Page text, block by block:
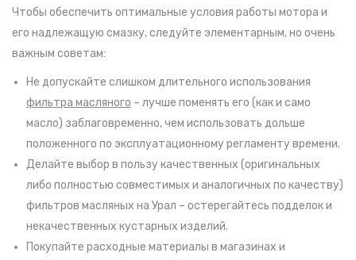
Чтобы обеспечить оптимальные условия работы мотора и
его надлежащую смазку, следуйте элементарным, но очень
важным советам:
Не допускайте слишком длительного использования
фильтра масляного – лучше поменять его (как и само
масло) заблаговременно, чем использовать дольше
положенного по эксплуатационному регламенту времени.
Делайте выбор в пользу качественных (оригинальных
либо полностью совместимых и аналогичных по качеству)
фильтров масляных на Урал – остерегайтесь подделок и
некачественных кустарных изделий.
Покупайте расходные материалы в магазинах и